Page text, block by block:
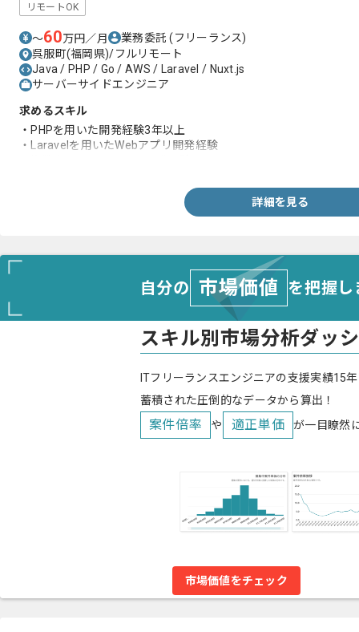
リモートOK
〜60万円／月 業務委託(フリーランス)
呉服町(福岡県)/フルリモート
Java / PHP / Go / AWS / Laravel / Nuxt.js
サーバーサイドエンジニア
求めるスキル
・PHPを用いた開発経験3年以上
・Laravelを用いたWebアプリ開発経験
詳細を見る
自分の 市場価値 を把握
スキル別市場分析ダッ
ITフリーランスエンジニアの支援実績15
蓄積された圧倒的なデータから算出！
案件倍率 や 適正単価 が一目瞭然
市場価値をチェック